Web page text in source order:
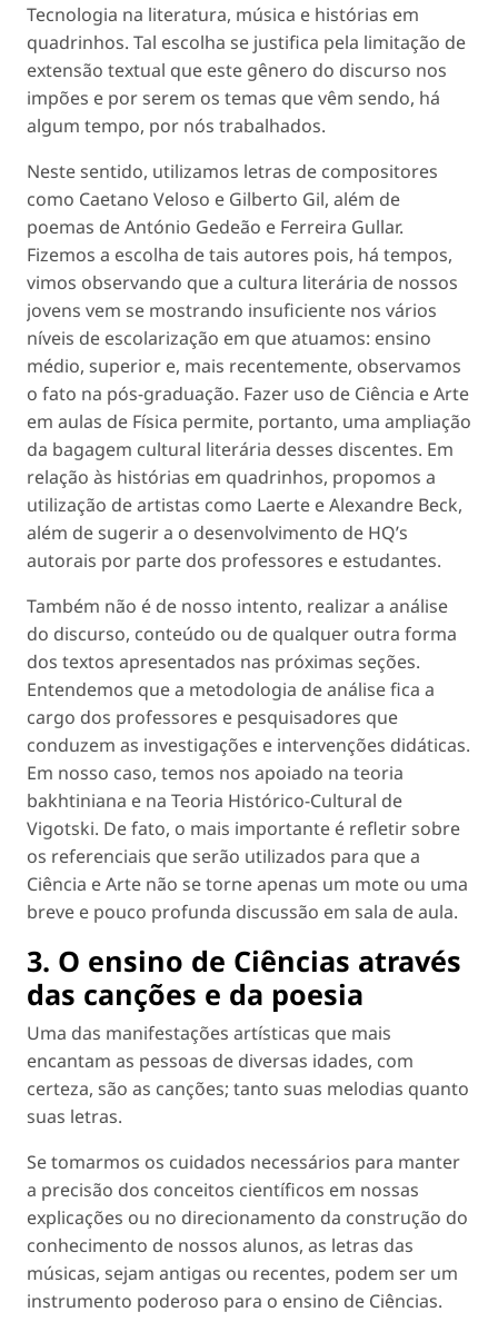
Tecnologia na literatura, música e histórias em
quadrinhos. Tal escolha se justifica pela limitação de
extensão textual que este gênero do discurso nos
impões e por serem os temas que vêm sendo, há
algum tempo, por nós trabalhados.
Neste sentido, utilizamos letras de compositores
como Caetano Veloso e Gilberto Gil, além de
poemas de António Gedeão e Ferreira Gullar.
Fizemos a escolha de tais autores pois, há tempos,
vimos observando que a cultura literária de nossos
jovens vem se mostrando insuficiente nos vários
níveis de escolarização em que atuamos: ensino
médio, superior e, mais recentemente, observamos
o fato na pós-graduação. Fazer uso de Ciência e Arte
em aulas de Física permite, portanto, uma ampliação
da bagagem cultural literária desses discentes. Em
relação às histórias em quadrinhos, propomos a
utilização de artistas como Laerte e Alexandre Beck,
além de sugerir a o desenvolvimento de HQ’s
autorais por parte dos professores e estudantes.
Também não é de nosso intento, realizar a análise
do discurso, conteúdo ou de qualquer outra forma
dos textos apresentados nas próximas seções.
Entendemos que a metodologia de análise fica a
cargo dos professores e pesquisadores que
conduzem as investigações e intervenções didáticas.
Em nosso caso, temos nos apoiado na teoria
bakhtiniana e na Teoria Histórico-Cultural de
Vigotski. De fato, o mais importante é refletir sobre
os referenciais que serão utilizados para que a
Ciência e Arte não se torne apenas um mote ou uma
breve e pouco profunda discussão em sala de aula.
3. O ensino de Ciências através
das canções e da poesia
Uma das manifestações artísticas que mais
encantam as pessoas de diversas idades, com
certeza, são as canções; tanto suas melodias quanto
suas letras.
Se tomarmos os cuidados necessários para manter
a precisão dos conceitos científicos em nossas
explicações ou no direcionamento da construção do
conhecimento de nossos alunos, as letras das
músicas, sejam antigas ou recentes, podem ser um
instrumento poderoso para o ensino de Ciências.